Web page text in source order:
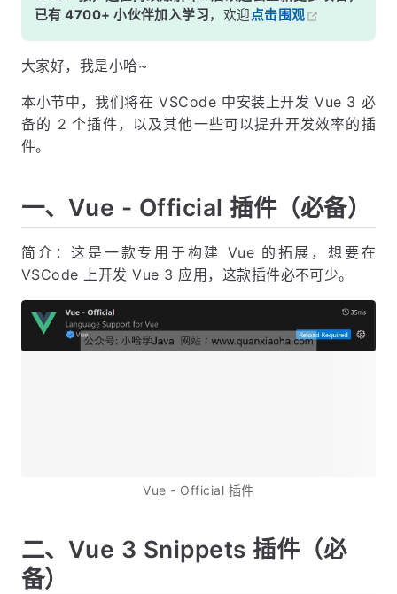
已有 4700+ 小伙伴加入学习，欢迎点击围观
大家好，我是小哈~
本小节中，我们将在 VSCode 中安装上开发 Vue 3 必
备的 2 个插件，以及其他一些可以提升开发效率的插
件。
一、Vue - Official 插件（必备）
简介：这是一款专用于构建 Vue 的拓展，想要在
VSCode 上开发 Vue 3 应用，这款插件必不可少。
Vue - Official 插件
二、Vue 3 Snippets 插件（必
备）